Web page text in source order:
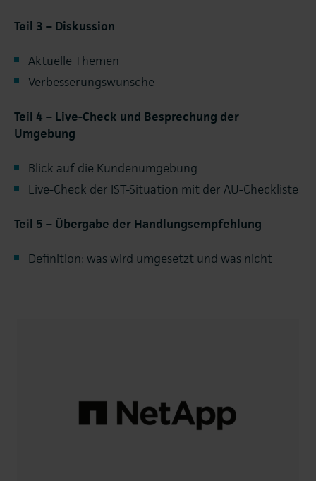
Teil 3 – Diskussion
Aktuelle Themen
Verbesserungswünsche
Teil 4 – Live-Check und Besprechung der
Umgebung
Blick auf die Kundenumgebung
Live-Check der IST-Situation mit der AU-Checkliste
Teil 5 – Übergabe der Handlungsempfehlung
Definition: was wird umgesetzt und was nicht